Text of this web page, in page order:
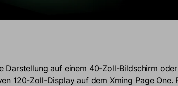
Die Kombination aus gestochen
HDR10-Dekodierungsunterstützung sorgt für